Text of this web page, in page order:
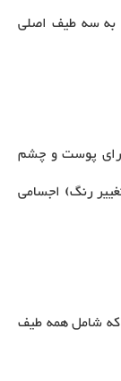
به سه طیف اصلی
الی ۳۸۰ نانومتر، برای پوست و چشم
رنگ) اجسامی
۳۸۰ تا ۷۸۰ نانومتر، که شامل همه طیف